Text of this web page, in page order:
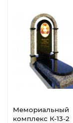
Мемориальный
комплекс К-13-2